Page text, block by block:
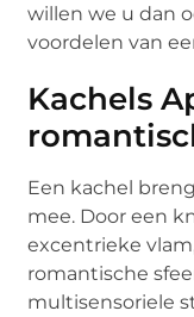
willen we u dan
voordelen van
Kachels
Een kachel
mee. Door een
excentrieke
romantische
multisensoriele